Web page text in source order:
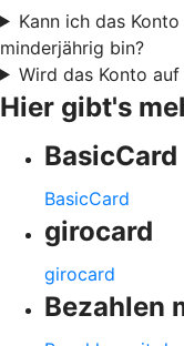
Kann ich das
minderjährig bin?
Wird das Konto
Hier gibt's
BasicCard
BasicCard
girocard
girocard
Bezahlen